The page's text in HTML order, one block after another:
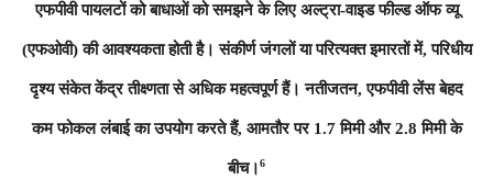
एफपीवी पायलटों को बाधाओं को समझने के लिए अल्ट्रा-वाइड फील्ड ऑफ व्यू
(एफओवी) की आवश्यकता होती है। संकीर्ण जंगलों या परित्यक्त इमारतों में, परिधीय
दृश्य संकेत केंद्र तीक्ष्णता से अधिक महत्वपूर्ण हैं। नतीजतन, एफपीवी लेंस बेहद
कम फोकल लंबाई का उपयोग करते हैं, आमतौर पर 1.7 मिमी और 2.8 मिमी के
बीच।6